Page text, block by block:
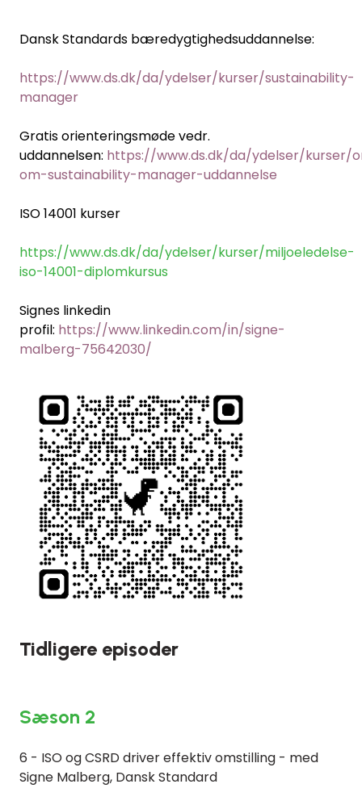
Dansk Standards bæredygtighedsuddannelse:
https://www.ds.dk/da/ydelser/kurser/sustainability-
manager
Gratis orienteringsmøde vedr.
uddannelsen: https://www.ds.dk/da/ydelser/kurser/
om-sustainability-manager-uddannelse
ISO 14001 kurser
https://www.ds.dk/da/ydelser/kurser/miljoeledelse-
iso-14001-diplomkursus
Signes linkedin
profil: https://www.linkedin.com/in/signe-
malberg-75642030/
Tidligere episoder
Sæson 2
6 - ISO og CSRD driver effektiv omstilling - med
Signe Malberg, Dansk Standard